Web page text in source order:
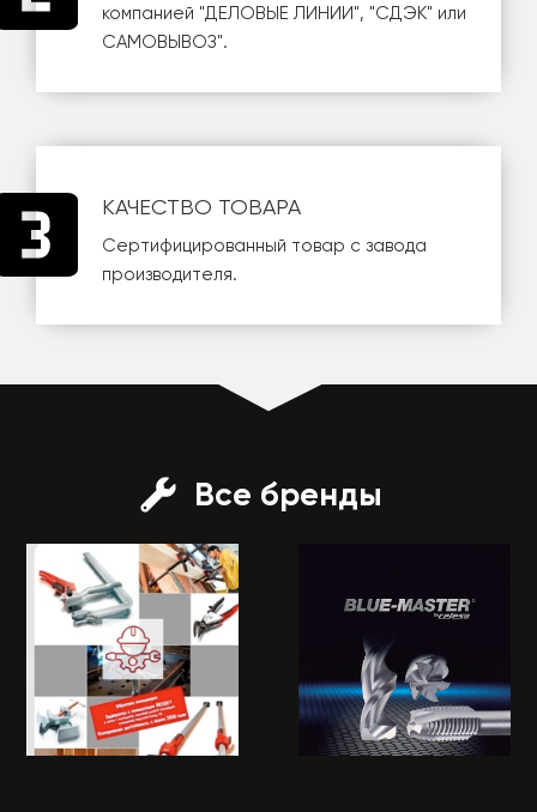
компанией "ДЕЛОВЫЕ ЛИНИИ", "СДЭК" или
САМОВЫВОЗ".
КАЧЕСТВО ТОВАРА
Сертифицированный товар с завода
производителя.
Все бренды